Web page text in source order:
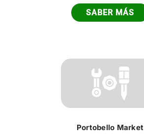
SABER MÁS
Portobello Market